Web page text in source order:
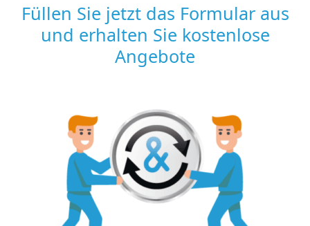
Füllen Sie jetzt das Formular aus
und erhalten Sie kostenlose
Angebote